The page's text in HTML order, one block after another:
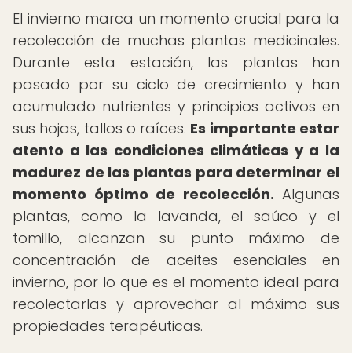
El invierno marca un momento crucial para la
recolección de muchas plantas medicinales.
Durante esta estación, las plantas han
pasado por su ciclo de crecimiento y han
acumulado nutrientes y principios activos en
sus hojas, tallos o raíces. Es importante estar
atento a las condiciones climáticas y a la
madurez de las plantas para determinar el
momento óptimo de recolección. Algunas
plantas, como la lavanda, el saúco y el
tomillo, alcanzan su punto máximo de
concentración de aceites esenciales en
invierno, por lo que es el momento ideal para
recolectarlas y aprovechar al máximo sus
propiedades terapéuticas.